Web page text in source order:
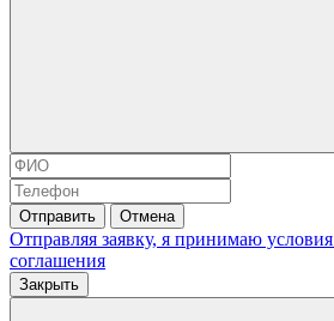
Отправить Отмена
Отправляя заявку, я принимаю условия
соглашения
Закрыть